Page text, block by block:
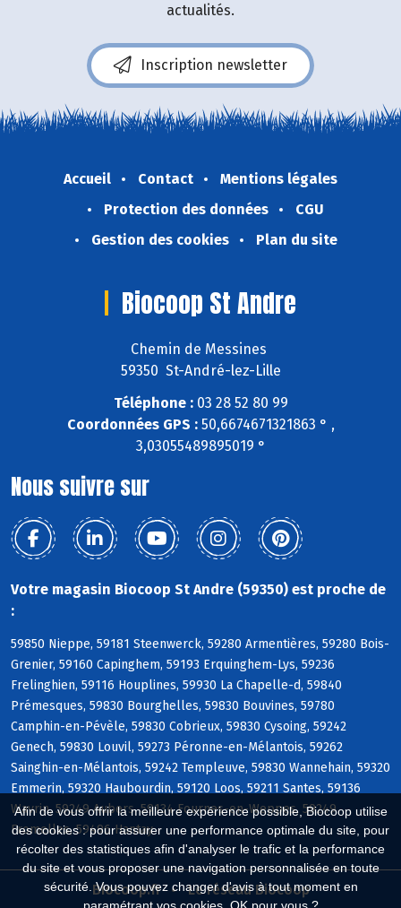
Afin de vous offrir la meilleure expérience possible, Biocoop utilise
des cookies : pour assurer une performance optimale du site, pour
récolter des statistiques afin d'analyser le trafic et la performance
du site et vous proposer une navigation personnalisée en toute
sécurité. Vous pouvez changer d'avis à tout moment en
actualités.
Inscription newsletter
Accueil Contact
Mentions légales
Protection des données
CGU
Gestion des cookies
Plan du site
Biocoop St Andre
Chemin de Messines
59350 St-André-lez-Lille
Téléphone :03 28 52 80 99
Coordonnées GPS :50,6674671321863 ° ,
3,03055489895019 °
Nous suivre sur
Votre magasin Biocoop St Andre (59350) est proche de
:
59850 Nieppe, 59181 Steenwerck, 59280 Armentières, 59280 Bois-
Grenier, 59160 Capinghem, 59193 Erquinghem-Lys, 59236
Frelinghien, 59116 Houplines, 59930 La Chapelle-d, 59840
Prémesques, 59830 Bourghelles, 59830 Bouvines, 59780
Camphin-en-Pévèle, 59830 Cobrieux, 59830 Cysoing, 59242
Genech, 59830 Louvil, 59273 Péronne-en-Mélantois, 59262
Sainghin-en-Mélantois, 59242 Templeuve, 59830 Wannehain, 59320
Emmerin, 59320 Haubourdin, 59120 Loos, 59211 Santes, 59136
Wavrin, 59249 Aubers, 59134 Fournes-en-Weppes, 59249
Fromelles, 59496 Hantay
Biocoop.fr
Le réseau Biocoop